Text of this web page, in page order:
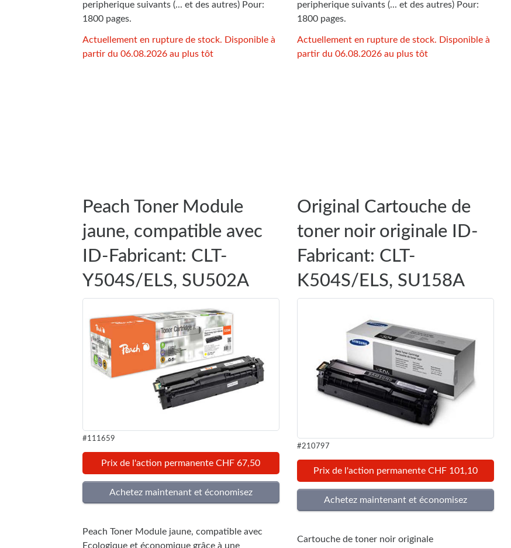
peripherique suivants (... et des autres) Pour:
1800 pages.
Actuellement en rupture de stock. Disponible à
partir du 06.08.2026 au plus tôt
peripherique suivants (... et des autres) Pour:
1800 pages.
Actuellement en rupture de stock. Disponible à
partir du 06.08.2026 au plus tôt
Peach Toner Module
jaune, compatible avec
ID-Fabricant: CLT-
Y504S/ELS, SU502A
#111659
Prix de l'action permanente CHF 67,50
Peach Toner Module jaune, compatible avec
Ecologique et économique grâce à une
Original Cartouche de
toner noir originale ID-
Fabricant: CLT-
K504S/ELS, SU158A
#210797
Prix de l'action permanente CHF 101,10
Cartouche de toner noir originale